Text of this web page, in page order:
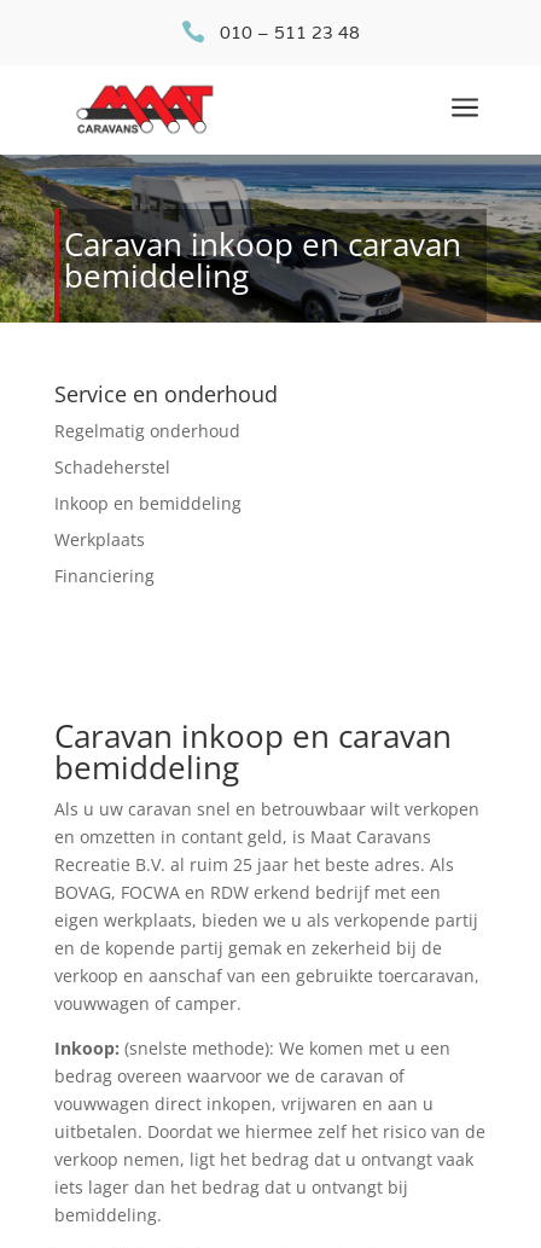
 010 – 511 23 48
a
Caravan inkoop en caravan
bemiddeling
Service en onderhoud
Regelmatig onderhoud
Schadeherstel
Inkoop en bemiddeling
Werkplaats
Financiering
Caravan inkoop en caravan
bemiddeling
Als u uw caravan snel en betrouwbaar wilt verkopen
en omzetten in contant geld, is Maat Caravans
Recreatie B.V. al ruim 25 jaar het beste adres. Als
BOVAG, FOCWA en RDW erkend bedrijf met een
eigen werkplaats, bieden we u als verkopende partij
en de kopende partij gemak en zekerheid bij de
verkoop en aanschaf van een gebruikte toercaravan,
vouwwagen of camper.
Inkoop: (snelste methode): We komen met u een
bedrag overeen waarvoor we de caravan of
vouwwagen direct inkopen, vrijwaren en aan u
uitbetalen. Doordat we hiermee zelf het risico van de
verkoop nemen, ligt het bedrag dat u ontvangt vaak
iets lager dan het bedrag dat u ontvangt bij
bemiddeling.